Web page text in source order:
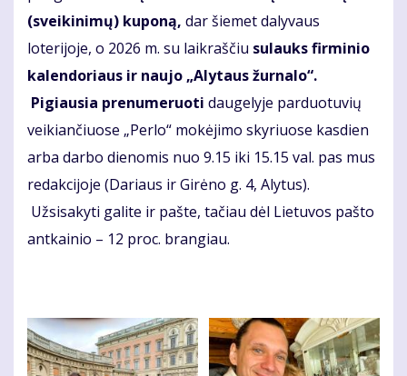
(sveikinimų) kuponą, dar šiemet dalyvaus
loterijoje, o 2026 m. su laikraščiu sulauks firminio
kalendoriaus ir naujo „Alytaus žurnalo“.
Pigiausia prenumeruoti daugelyje parduotuvių
veikiančiuose „Perlo“ mokėjimo skyriuose kasdien
arba darbo dienomis nuo 9.15 iki 15.15 val. pas mus
redakcijoje (Dariaus ir Girėno g. 4, Alytus).
Užsisakyti galite ir pašte, tačiau dėl Lietuvos pašto
antkainio – 12 proc. brangiau.